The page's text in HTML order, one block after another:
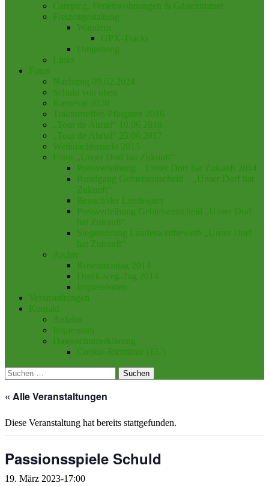
Camping, Ferienwohnungen & Gästezimmer
Freizeitgestaltung
Wandern
GPX-Tracks
Umgebung
Links
Fotos
Nachtzug 09.02.2024
Schuld von oben
Karneval 2020
Traktortreffen Pfingsten 2016
„Tour de Ahrtal“ 10.06.2018
„Tour de Ahrtal“ 25.06.2017
Weihnachtsmarkt 2015
Fotos „Unser Dorf hat Zukunft“
Preisverleihung – Unser Dorf hat Zukunft 2014
Rundgang Gebietsentscheid – „Unser Dorf hat
Zukunft“
Besuch der Landesjury
Preisverleihung Gebietsentscheid „Unser Dorf
hat Zukunft“
Siegerehrung Landeswettbewerb „Unser Dorf
hat Zukunft“
Archiv
Rosenmontag 2014
Dreck-weg-Tag 2014
Impressionen
Veranstaltungen
Kontakt
Anfahrt
Impressum
Datenschutzerklärung
Cookie-Richtlinie (EU)
Suchen
nach:
« Alle Veranstaltungen
Diese Veranstaltung hat bereits stattgefunden.
Passionsspiele Schuld
19. März 2023-17:00